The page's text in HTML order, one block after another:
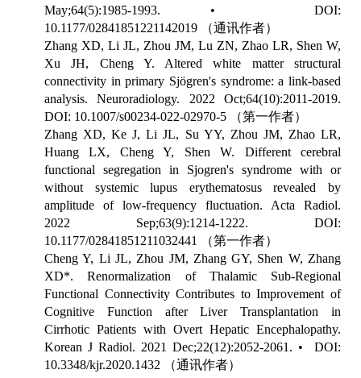
May;64(5):1985-1993. • DOI:
10.1177/02841851221142019
（通讯作者）
Zhang XD, Li JL, Zhou JM, Lu ZN, Zhao LR, Shen W,
Xu JH, Cheng Y. Altered white matter structural
connectivity in primary Sjögren's syndrome: a link-based
analysis. Neuroradiology. 2022 Oct;64(10):2011-2019.
DOI: 10.1007/s00234-022-02970-5
（第一作者）
Zhang XD, Ke J, Li JL, Su YY, Zhou JM, Zhao LR,
Huang LX, Cheng Y, Shen W. Different cerebral
functional segregation in Sjogren's syndrome with or
without systemic lupus erythematosus revealed by
amplitude of low-frequency fluctuation. Acta Radiol.
2022 Sep;63(9):1214-1222. DOI:
10.1177/02841851211032441
（第一作者）
Cheng Y, Li JL, Zhou JM, Zhang GY, Shen W, Zhang
XD*. Renormalization of Thalamic Sub-Regional
Functional Connectivity Contributes to Improvement of
Cognitive Function after Liver Transplantation in
Cirrhotic Patients with Overt Hepatic Encephalopathy.
Korean J Radiol. 2021 Dec;22(12):2052-2061. • DOI:
10.3348/kjr.2020.1432
（通讯作者）